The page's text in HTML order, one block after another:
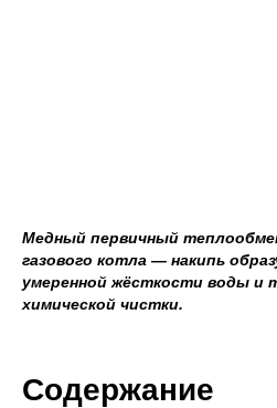
Медный первичный
газового котла — накипь
умеренной жёсткости воды и
химической чистки.
Содержание